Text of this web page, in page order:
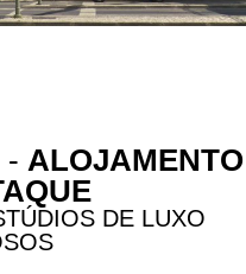
- ALOJAMENTO
DE LUXO